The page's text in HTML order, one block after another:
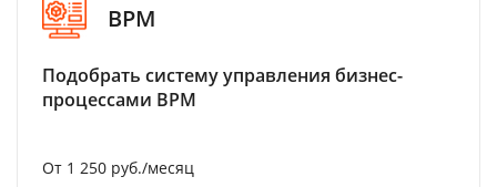
BPM
Подобрать систему управления бизнес-
процессами BPM
От 1 250 руб./месяц